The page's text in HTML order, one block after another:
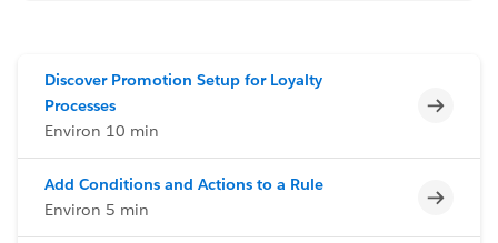
Discover Promotion Setup for Loyalty
Processes
Environ 10 min
Add Conditions and Actions to a Rule
Environ 5 min